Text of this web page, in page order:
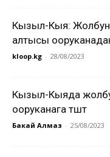
Кызыл-Кыя: Жолбун
алтысы
kloop.kg - 28/08/2023
Кызыл-Кыяда
ооруканага түштү
Бакай Алмаз - 25/08/2023